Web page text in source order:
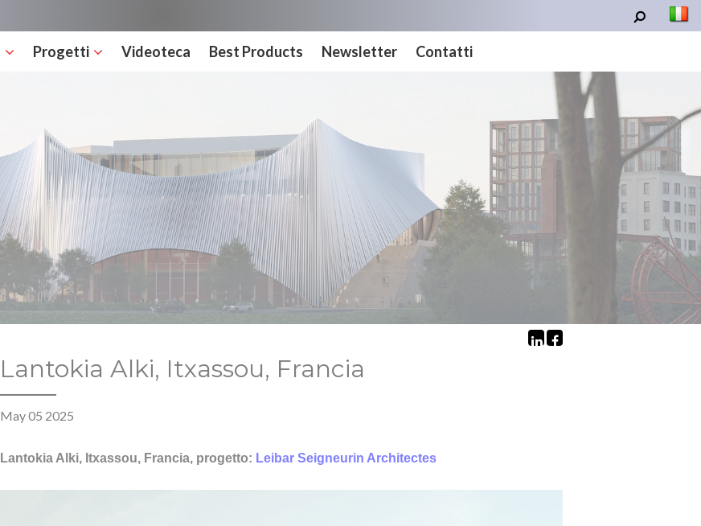
Progetti Videoteca Best Products Newsletter Contatti
Lantokia Alki, Itxassou, Francia
May 05 2025
Lantokia Alki, Itxassou, Francia, progetto: Leibar Seigneurin Architectes